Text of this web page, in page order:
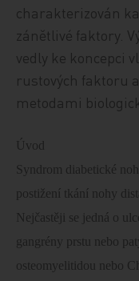
charakterizován
zánětlivé faktory.
vedly ke koncepci
rustových faktoru
metodami
Úvod
Syndrom diabetické
postižení tkání nohy
Nejčastěji se jedná o
gangrény prstu nebo
osteomyelitidou nebo